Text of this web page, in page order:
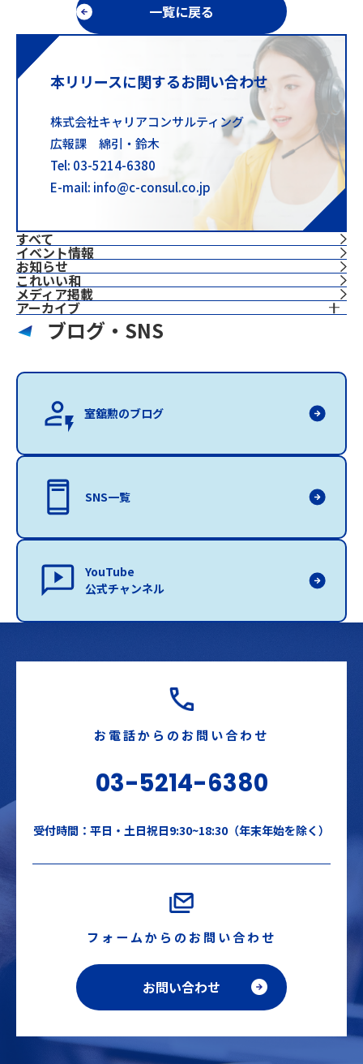
すべて
イベント情報
お知らせ
これいい和
⁨⁩メディア掲載
アーカイブ
一覧に戻る
本リリースに関するお問い合わせ
株式会社キャリアコンサルティング
広報課 綿引・鈴木
Tel: 03-5214-6380
E-mail: info@c-consul.co.jp
ブログ・SNS
室舘勲のブログ
SNS一覧
YouTube
公式チャンネル
お電話からのお問い合わせ
03-5214-6380
受付時間：平日・土日祝日9:30~18:30（年末年始を除く）
フォームからのお問い合わせ
お問い合わせ